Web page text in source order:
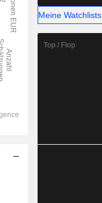
Meine Watchlists
Top / Flop